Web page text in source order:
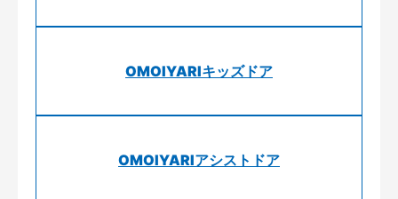
OMOIYARIキッズドア
OMOIYARIアシストドア